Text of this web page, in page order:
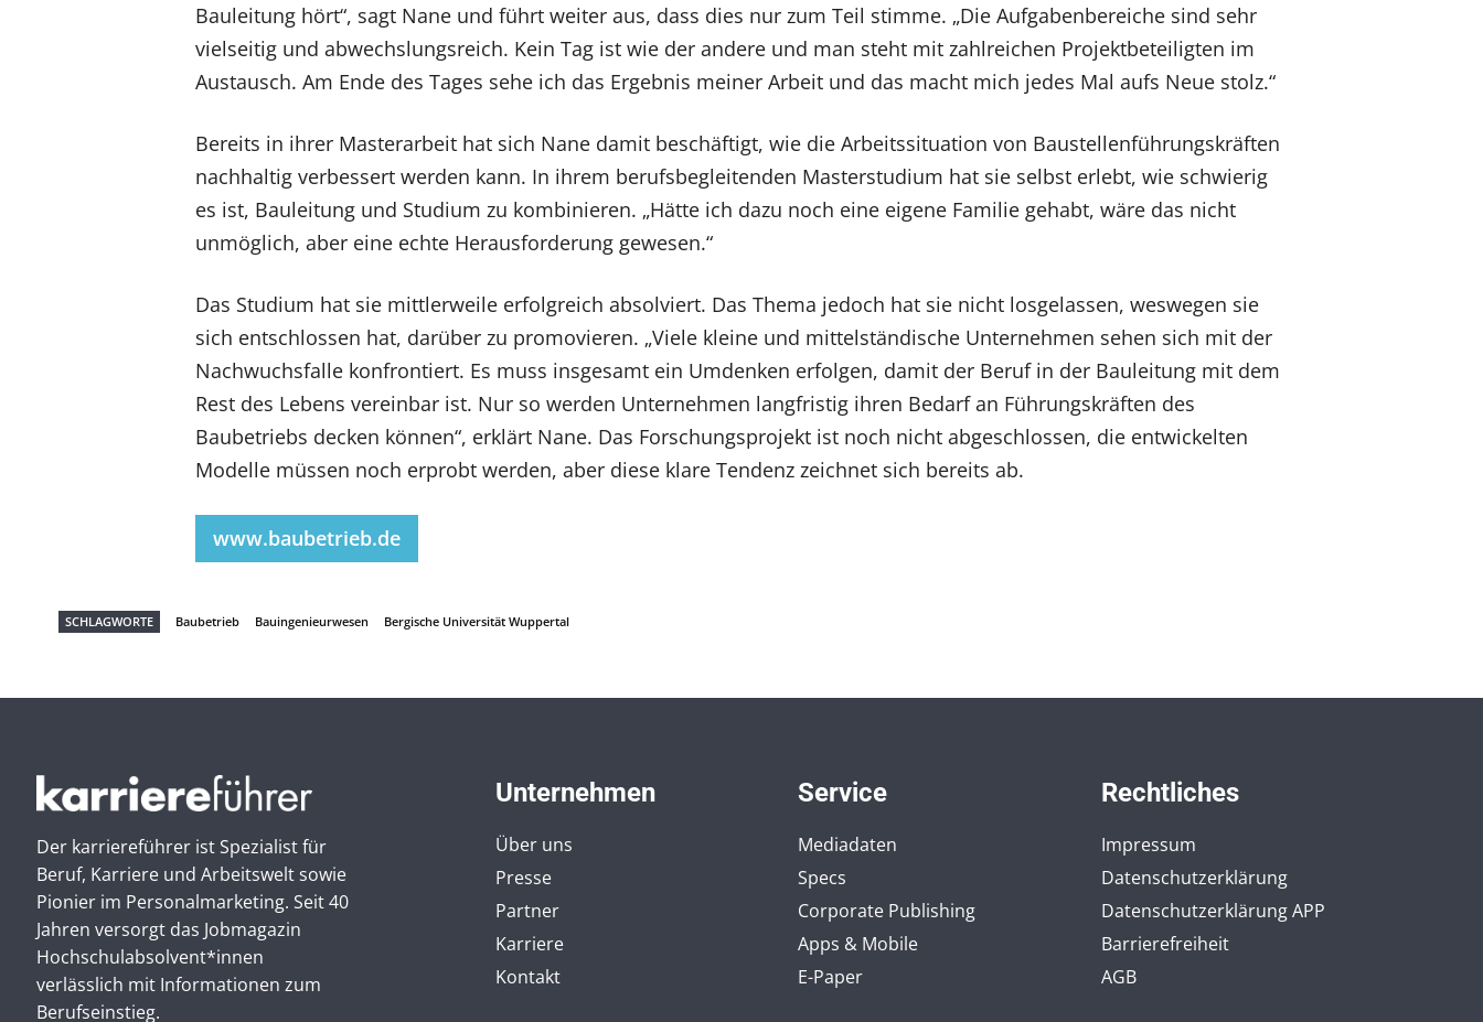
Bauleitung hört“, sagt Nane und führt weiter aus, dass dies nur zum Teil stimme. „Die Aufgabenbereiche sind sehr
vielseitig und abwechslungsreich. Kein Tag ist wie der andere und man steht mit zahlreichen Projektbeteiligten im
Austausch. Am Ende des Tages sehe ich das Ergebnis meiner Arbeit und das macht mich jedes Mal aufs Neue stolz.“
Bereits in ihrer Masterarbeit hat sich Nane damit beschäftigt, wie die Arbeits­situation von Baustellenführungskräften
nachhaltig verbessert werden kann. In ihrem berufsbegleitenden Masterstudium hat sie selbst erlebt, wie schwierig
es ist, Bauleitung und Studium zu kombinieren. „Hätte ich dazu noch eine eigene Familie gehabt, wäre das nicht
unmöglich, aber eine echte Herausforderung gewesen.“
Das Studium hat sie mittlerweile erfolgreich absolviert. Das Thema jedoch hat sie nicht losgelassen, weswegen sie
sich entschlossen hat, darüber zu promovieren. „Viele kleine und mittelständische Unternehmen sehen sich mit der
Nachwuchsfalle konfrontiert. Es muss insgesamt ein Umdenken erfolgen, damit der Beruf in der Bauleitung mit dem
Rest des Lebens vereinbar ist. Nur so werden Unternehmen langfristig ihren Bedarf an Führungskräften des
Baubetriebs decken können“, erklärt Nane. Das Forschungsprojekt ist noch nicht abgeschlossen, die entwickelten
Modelle müssen noch erprobt werden, aber diese klare Tendenz zeichnet sich bereits ab.
www.baubetrieb.de
SCHLAGWORTE Baubetrieb Bauingenieurwesen Bergische Universität Wuppertal
Der karriereführer ist Spezialist für
Beruf, Karriere und Arbeitswelt sowie
Pionier im Personal­marketing. Seit 40
Jahren versorgt das Jobmagazin
Hochschul­absolvent*innen
verlässlich mit Informationen zum
Berufseinstieg.
Unternehmen
Über uns
Presse
Partner
Karriere
Kontakt
Service
Mediadaten
Specs
Corporate Publishing
Apps & Mobile
E-Paper
Rechtliches
Impressum
Datenschutzerklärung
Datenschutzerklärung APP
Barrierefreiheit
AGB